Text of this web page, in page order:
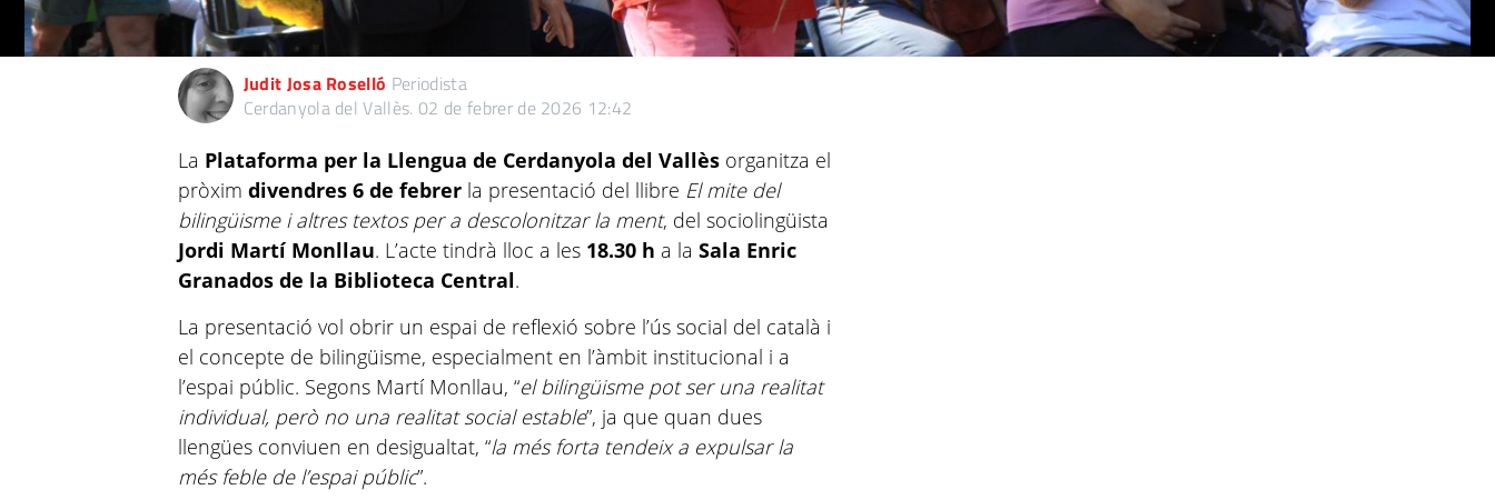
Judit Josa Roselló Periodista
Cerdanyola del Vallès. 02 de febrer de 2026 12:42
La Plataforma per la Llengua de Cerdanyola del Vallès organitza el
pròximdivendres 6 de febrer la presentació del llibre El mite del
bilingüisme i altres textos per a descolonitzar la ment, del sociolingüista
Jordi Martí Monllau. L’acte tindrà lloc a les 18.30 h a laSala Enric
Granados de la Biblioteca Central.
La presentació vol obrir un espai de reflexió sobre l’ús social del català i
el concepte de bilingüisme, especialment en l’àmbit institucional i a
l’espai públic. Segons Martí Monllau, “el bilingüisme pot ser una realitat
individual, però no una realitat social estable”, ja que quan dues
llengües conviuen en desigualtat, “la més forta tendeix a expulsar la
més feble de l’espai públic”.